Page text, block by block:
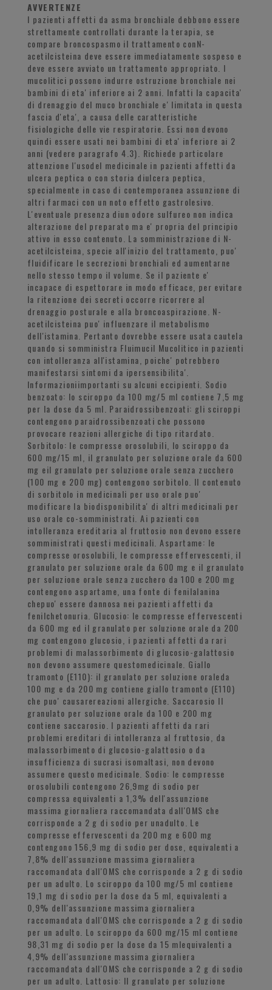
AVVERTENZE
I pazienti affetti da asma bronchiale debbono essere
strettamente controllati durante la terapia, se
compare broncospasmo il trattamento conN-
acetilcisteina deve essere immediatamente sospeso e
deve essere avviato un trattamento appropriato. I
mucolitici possono indurre ostruzione bronchiale nei
bambini di eta' inferiore ai 2 anni. Infatti la capacita'
di drenaggio del muco bronchiale e' limitata in questa
fascia d'eta', a causa delle caratteristiche
fisiologiche delle vie respiratorie. Essi non devono
quindi essere usati nei bambini di eta' inferiore ai 2
anni (vedere paragrafo 4.3). Richiede particolare
attenzione l'usodel medicinale in pazienti affetti da
ulcera peptica o con storia diulcera peptica,
specialmente in caso di contemporanea assunzione di
altri farmaci con un noto effetto gastrolesivo.
L'eventuale presenza diun odore sulfureo non indica
alterazione del preparato ma e' propria del principio
attivo in esso contenuto. La somministrazione di N-
acetilcisteina, specie all'inizio del trattamento, puo'
fluidificare le secrezioni bronchiali ed aumentarne
nello stesso tempo il volume. Se il paziente e'
incapace di espettorare in modo efficace, per evitare
la ritenzione dei secreti occorre ricorrere al
drenaggio posturale e alla broncoaspirazione. N-
acetilcisteina puo' influenzare il metabolismo
dell'istamina. Pertanto dovrebbe essere usata cautela
quando si somministra Fluimucil Mucolitico in pazienti
con intolleranza all'istamina, poiche' potrebbero
manifestarsi sintomi da ipersensibilita'.
Informazioniimportanti su alcuni eccipienti. Sodio
benzoato: lo sciroppo da 100 mg/5 ml contiene 7,5 mg
per la dose da 5 ml. Paraidrossibenzoati: gli sciroppi
contengono paraidrossibenzoati che possono
provocare reazioni allergiche di tipo ritardato.
Sorbitolo: le compresse orosolubili, lo sciroppo da
600 mg/15 ml, il granulato per soluzione orale da 600
mg eil granulato per soluzione orale senza zucchero
(100 mg e 200 mg) contengono sorbitolo. Il contenuto
di sorbitolo in medicinali per uso orale puo'
modificare la biodisponibilita' di altri medicinali per
uso orale co-somministrati. Ai pazienti con
intolleranza ereditaria al fruttosio non devono essere
somministrati questi medicinali. Aspartame: le
compresse orosolubili, le compresse effervescenti, il
granulato per soluzione orale da 600 mg e il granulato
per soluzione orale senza zucchero da 100 e 200 mg
contengono aspartame, una fonte di fenilalanina
chepuo' essere dannosa nei pazienti affetti da
fenilchetonuria. Glucosio: le compresse effervescenti
da 600 mg ed il granulato per soluzione orale da 200
mg contengono glucosio, i pazienti affetti da rari
problemi di malassorbimento di glucosio-galattosio
non devono assumere questomedicinale. Giallo
tramonto (E110): il granulato per soluzione oraleda
100 mg e da 200 mg contiene giallo tramonto (E110)
che puo' causarereazioni allergiche. Saccarosio Il
granulato per soluzione orale da 100 e 200 mg
contiene saccarosio. I pazienti affetti da rari
problemi ereditari di intolleranza al fruttosio, da
malassorbimento di glucosio-galattosio o da
insufficienza di sucrasi isomaltasi, non devono
assumere questo medicinale. Sodio: le compresse
orosolubili contengono 26,9mg di sodio per
compressa equivalenti a 1,3% dell'assunzione
massima giornaliera raccomandata dall'OMS che
corrisponde a 2 g di sodio per unadulto. Le
compresse effervescenti da 200 mg e 600 mg
contengono 156,9 mg di sodio per dose, equivalenti a
7,8% dell'assunzione massima giornaliera
raccomandata dall'OMS che corrisponde a 2 g di sodio
per un adulto. Lo sciroppo da 100 mg/5 ml contiene
19,1 mg di sodio per la dose da 5 ml, equivalenti a
0,9% dell'assunzione massima giornaliera
raccomandata dall'OMS che corrisponde a 2 g di sodio
per un adulto. Lo sciroppo da 600 mg/15 ml contiene
98,31 mg di sodio per la dose da 15 mlequivalenti a
4,9% dell'assunzione massima giornaliera
raccomandata dall'OMS che corrisponde a 2 g di sodio
per un adulto. Lattosio: ll granulato per soluzione